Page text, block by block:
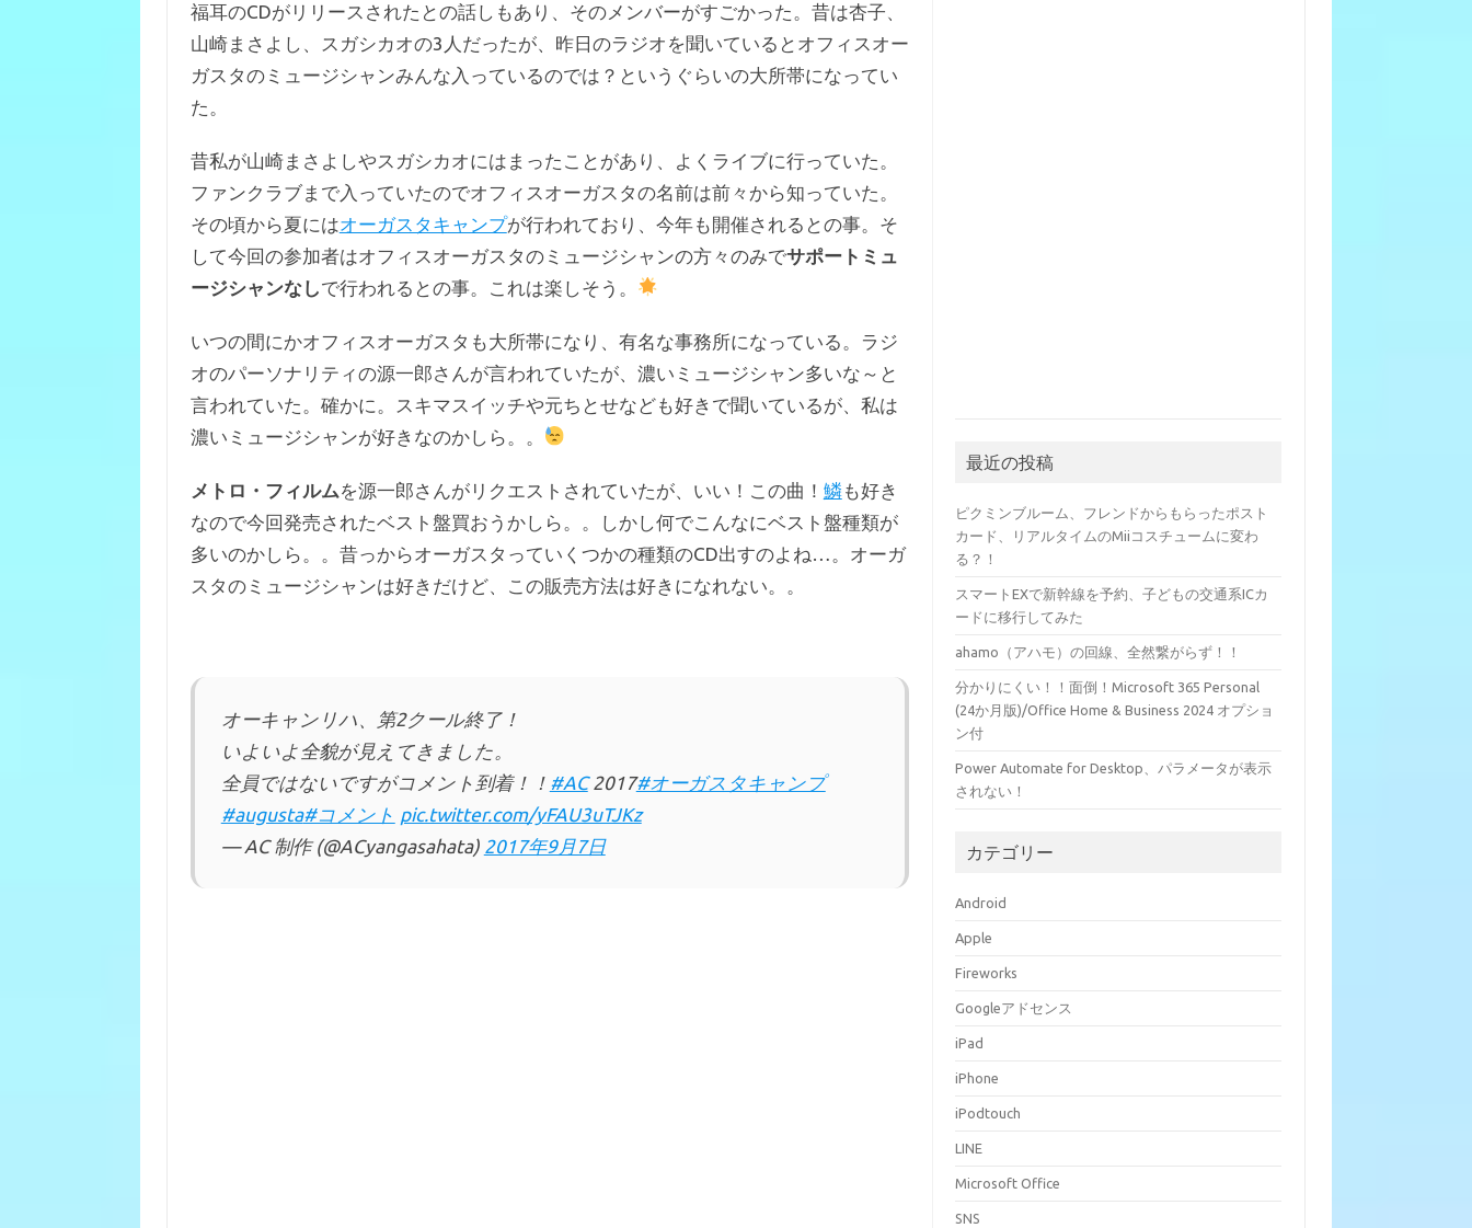
福耳のCDがリリースされたとの話しもあり、そのメンバーがすごかった。昔は杏子、
山崎まさよし、スガシカオの3人だったが、昨日のラジオを聞いているとオフィスオー
ガスタのミュージシャンみんな入っているのでは？というぐらいの大所帯になってい
た。
昔私が山崎まさよしやスガシカオにはまったことがあり、よくライブに行っていた。
ファンクラブまで入っていたのでオフィスオーガスタの名前は前々から知っていた。
その頃から夏にはオーガスタキャンプが行われており、今年も開催されるとの事。そ
して今回の参加者はオフィスオーガスタのミュージシャンの方々のみでサポートミュ
ージシャンなしで行われるとの事。これは楽しそう。
いつの間にかオフィスオーガスタも大所帯になり、有名な事務所になっている。ラジ
オのパーソナリティの源一郎さんが言われていたが、濃いミュージシャン多いな～と
言われていた。確かに。スキマスイッチや元ちとせなども好きで聞いているが、私は
濃いミュージシャンが好きなのかしら。。
メトロ・フィルムを源一郎さんがリクエストされていたが、いい！この曲！ 鱗も好き
なので今回発売されたベスト盤買おうかしら。。しかし何でこんなにベスト盤種類が
多いのかしら。。昔っからオーガスタっていくつかの種類のCD出すのよね…。オーガ
スタのミュージシャンは好きだけど、この販売方法は好きになれない。。
オーキャンリハ、第2クール終了！
いよいよ全貌が見えてきました。
全員ではないですがコメント到着！！ #AC2017#オーガスタキャンプ
#augusta#コメント pic.twitter.com/yFAU3uTJKz
— AC 制作 (@ACyangasahata) 2017年9月7日
最近の投稿
ピクミンブルーム、フレンドからもらったポスト
カード、リアルタイムのMiiコスチュームに変わ
る？！
スマートEXで新幹線を予約、子どもの交通系ICカ
ードに移行してみた
ahamo（アハモ）の回線、全然繋がらず！！
分かりにくい！！面倒！Microsoft 365 Personal
(24か月版)/Office Home & Business 2024 オプショ
ン付
Power Automate for Desktop、パラメータが表示
されない！
カテゴリー
Android
Apple
Fireworks
Googleアドセンス
iPad
iPhone
iPodtouch
LINE
Microsoft Office
SNS